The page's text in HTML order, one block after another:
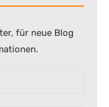
für neue Blog